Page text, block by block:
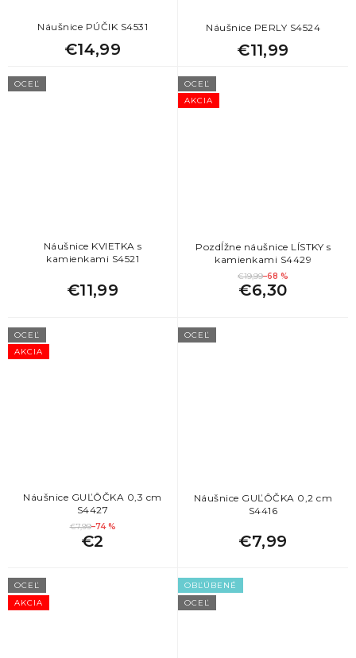
Náušnice PÚČIK S4531
€14,99
Náušnice PERLY S4524
€11,99
OCEĽ
Náušnice KVIETKA s
kamienkami S4521
€11,99
AKCIA
OCEĽ
Pozdĺžne náušnice LÍSTKY s
kamienkami S4429
€19,99–68 %
€6,30
AKCIA
OCEĽ
Náušnice GUĽÔČKA 0,3 cm
S4427
€7,99–74 %
€2
OCEĽ
Náušnice GUĽÔČKA 0,2 cm
S4416
€7,99
AKCIA
OCEĽ
OBĽÚBENÉ
OCEĽ